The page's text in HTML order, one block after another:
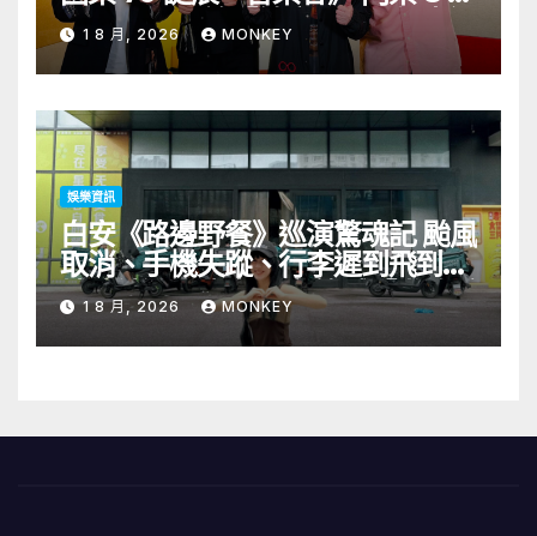
1 日至 10 日於「健康．旦」優先訂
購
1 8 月, 2026 MONKEY
娛樂資訊
白安《路邊野餐》巡演驚魂記 颱風
取消、手機失蹤、行李遲到飛到當
地才被通知演出取消 笑喊「當歌手
十年第一次遇到」
1 8 月, 2026 MONKEY